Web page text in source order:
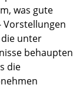
was gute
Vorstellungen
unter
behaupten
die